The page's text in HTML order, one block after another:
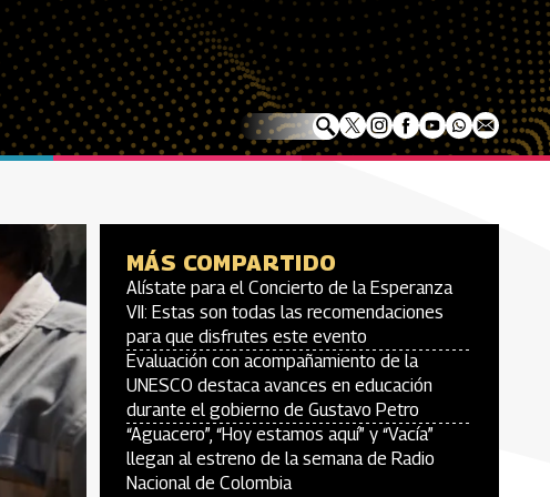
MÁS COMPARTIDO
Alístate para el Concierto de la Esperanza
VII: Estas son todas las recomendaciones
para que disfrutes este evento
Evaluación con acompañamiento de la
UNESCO destaca avances en educación
durante el gobierno de Gustavo Petro
“Aguacero”, “Hoy estamos aquí” y “Vacía”
llegan al estreno de la semana de Radio
Nacional de Colombia